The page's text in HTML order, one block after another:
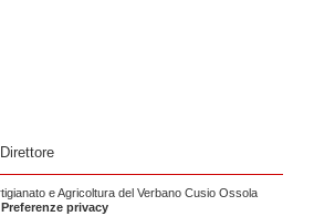
e Agricoltura del Verbano Cusio Ossola
Preferenze privacy